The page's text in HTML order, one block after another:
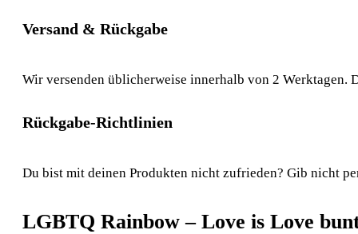
Versand & Rückgabe
Wir versenden üblicherweise innerhalb von 2 Werktagen.
Rückgabe-Richtlinien
Du bist mit deinen Produkten nicht zufrieden? Gib nicht
LGBTQ Rainbow – Love is Love